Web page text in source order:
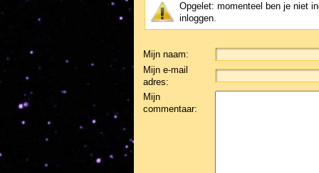
Opgelet: momenteel ben je niet
inloggen.
Mijn naam:
Mijn e-mail
adres:
Mijn
commentaar: